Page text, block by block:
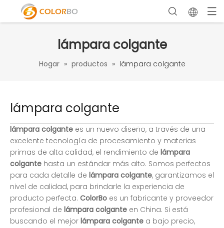
lámpara colgante
Hogar » productos » lámpara colgante
lámpara colgante
lámpara colgante es un nuevo diseño, a través de una
excelente tecnología de procesamiento y materias
primas de alta calidad, el rendimiento de lámpara
colgante hasta un estándar más alto. Somos perfectos
para cada detalle de lámpara colgante, garantizamos el
nivel de calidad, para brindarle la experiencia de
producto perfecta. ColorBo es un fabricante y proveedor
profesional de lámpara colgante en China. Si está
buscando el mejor lámpara colgante a bajo precio,